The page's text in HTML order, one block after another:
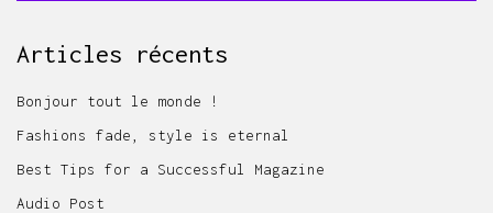
Articles récents
Bonjour tout le monde !
Fashions fade, style is eternal
Best Tips for a Successful Magazine
Audio Post